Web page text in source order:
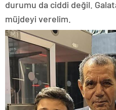
durumu da ciddi değil.
müjdeyi verelim.